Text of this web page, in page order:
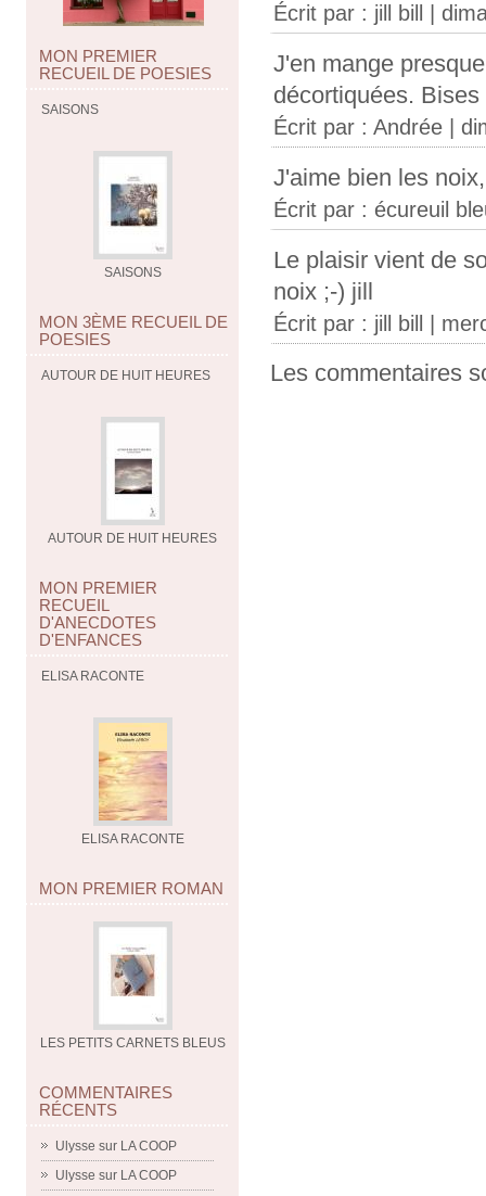
MON PREMIER
RECUEIL DE POESIES
SAISONS
SAISONS
MON 3ÈME RECUEIL DE
POESIES
AUTOUR DE HUIT HEURES
AUTOUR DE HUIT HEURES
MON PREMIER
RECUEIL
D'ANECDOTES
D'ENFANCES
ELISA RACONTE
ELISA RACONTE
MON PREMIER ROMAN
LES PETITS CARNETS BLEUS
COMMENTAIRES
RÉCENTS
Ulysse sur LA COOP
Ulysse sur LA COOP
Écrit par : jill bill |
J'en mange
décortiquées. Bises
Écrit par : Andrée |
J'aime bien les
Écrit par : écureuil
Le plaisir vient de
noix ;-) jill
Écrit par : jill bill |
Les commentaires